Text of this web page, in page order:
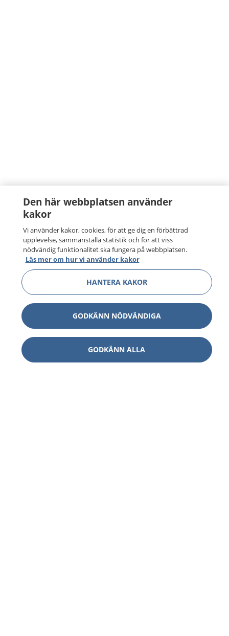
1177–tryggt om din hälsa och vård
På 1177.se får du råd om hälsa och information om
sjukdomar och vilka mottagningar du kan kontakta.
Logga in för att läsa din journal och göra dina
vårdärenden. Ring telefonnummer 1177 för
sjukvårdsrådgivning dygnet runt.
Den här webbplatsen använder
kakor
Vi använder kakor, cookies, för att ge dig en förbättrad
upplevelse, sammanställa statistik och för att viss
nödvändig funktionalitet ska fungera på webbplatsen.
Läs mer om hur vi använder kakor
HANTERA KAKOR
GODKÄNN NÖDVÄNDIGA
GODKÄNN ALLA